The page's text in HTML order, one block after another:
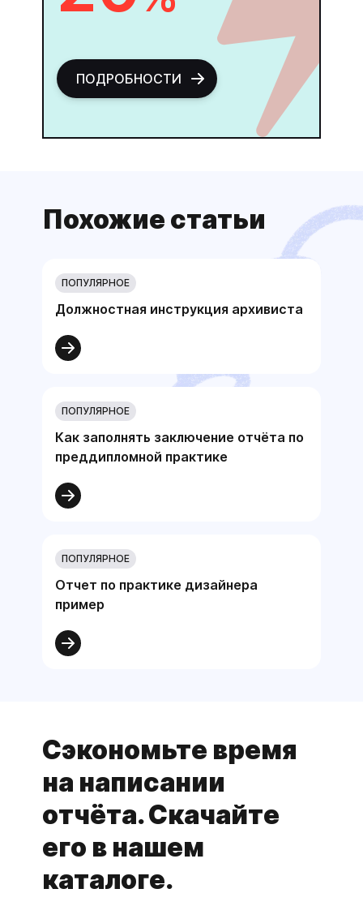
ПОДРОБНОСТИ
Похожие статьи
ПОПУЛЯРНОЕ
Должностная инструкция архивиста
ПОПУЛЯРНОЕ
Как заполнять заключение отчёта по
преддипломной практике
ПОПУЛЯРНОЕ
Отчет по практике дизайнера
пример
Сэкономьте время
на написании
отчёта. Скачайте
его в нашем
каталоге.